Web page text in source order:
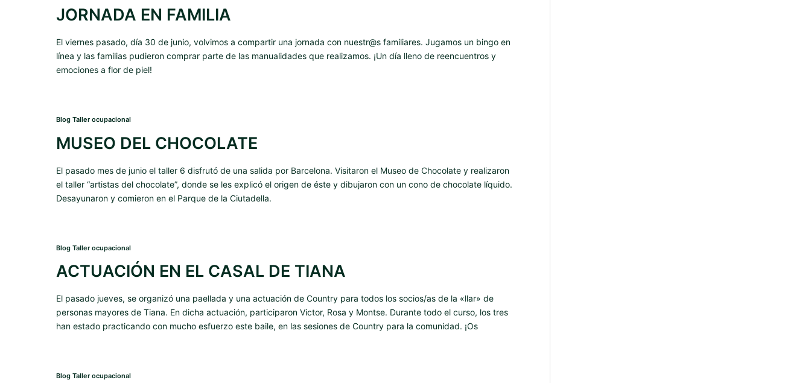
JORNADA EN FAMILIA
El viernes pasado, día 30 de junio, volvimos a compartir una jornada con nuestr@s familiares. Jugamos un bingo en
línea y las familias pudieron comprar parte de las manualidades que realizamos. ¡Un día lleno de reencuentros y
emociones a flor de piel!
Blog Taller ocupacional
MUSEO DEL CHOCOLATE
El pasado mes de junio el taller 6 disfrutó de una salida por Barcelona. Visitaron el Museo de Chocolate y realizaron
el taller “artistas del chocolate”, donde se les explicó el origen de éste y dibujaron con un cono de chocolate líquido.
Desayunaron y comieron en el Parque de la Ciutadella.
Blog Taller ocupacional
ACTUACIÓN EN EL CASAL DE TIANA
El pasado jueves, se organizó una paellada y una actuación de Country para todos los socios/as de la «llar» de
personas mayores de Tiana. En dicha actuación, participaron Victor, Rosa y Montse. Durante todo el curso, los tres
han estado practicando con mucho esfuerzo este baile, en las sesiones de Country para la comunidad. ¡Os
Blog Taller ocupacional